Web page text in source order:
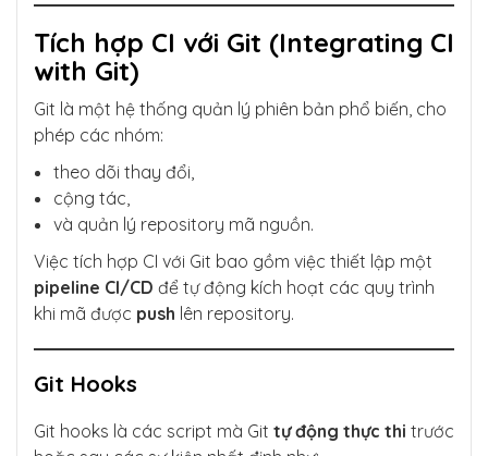
Tích hợp CI với Git (Integrating CI
with Git)
Git là một hệ thống quản lý phiên bản phổ biến, cho
phép các nhóm:
theo dõi thay đổi,
cộng tác,
và quản lý repository mã nguồn.
Việc tích hợp CI với Git bao gồm việc thiết lập một
pipeline CI/CD để tự động kích hoạt các quy trình
khi mã được push lên repository.
Git Hooks
Git hooks là các script mà Git tự động thực thi trước